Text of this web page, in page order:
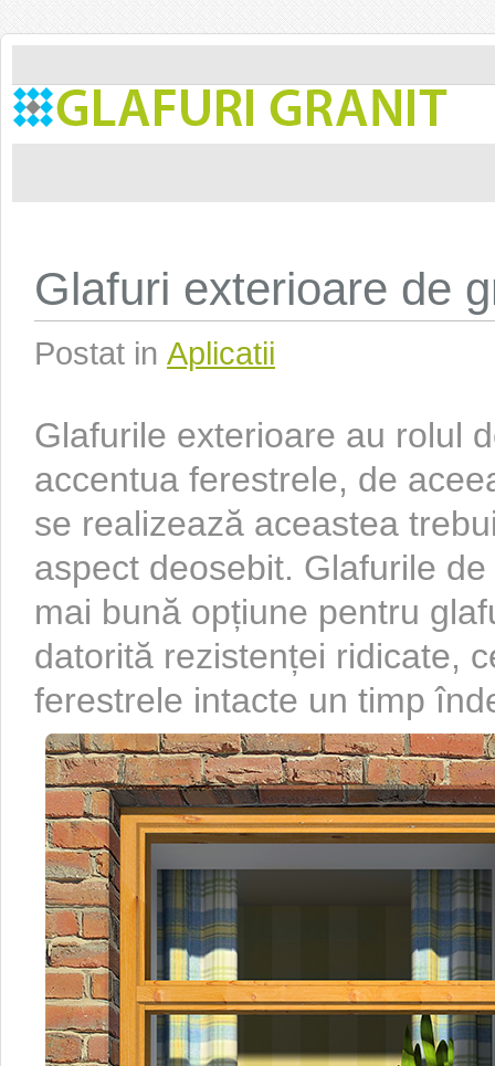
Glafuri exterioare de
Postat in Aplicatii
Glafurile exterioare au rolul
accentua ferestrele, de
se realizează aceastea
aspect deosebit. Glafurile
mai bună opțiune pentru
datorită rezistenței ridicate,
ferestrele intacte un timp